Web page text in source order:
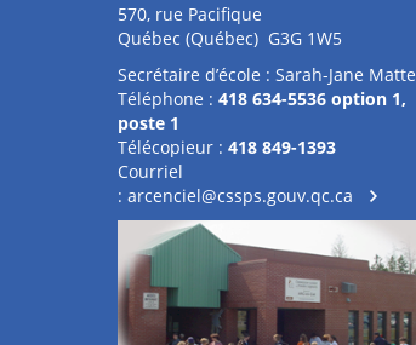
570, rue Pacifique
Québec (Québec) G3G 1W5
Secrétaire d’école : Sarah-Jane Matte
Téléphone : 418 634-5536 option 1,
poste 1
Télécopieur : 418 849-1393
Courriel
: arcenciel@cssps.gouv.qc.ca